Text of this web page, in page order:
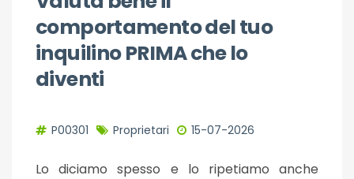
comportamento del tuo
inquilino PRIMA che lo
diventi
P00301 Proprietari 15-07-2026
Lo diciamo spesso e lo ripetiamo anche